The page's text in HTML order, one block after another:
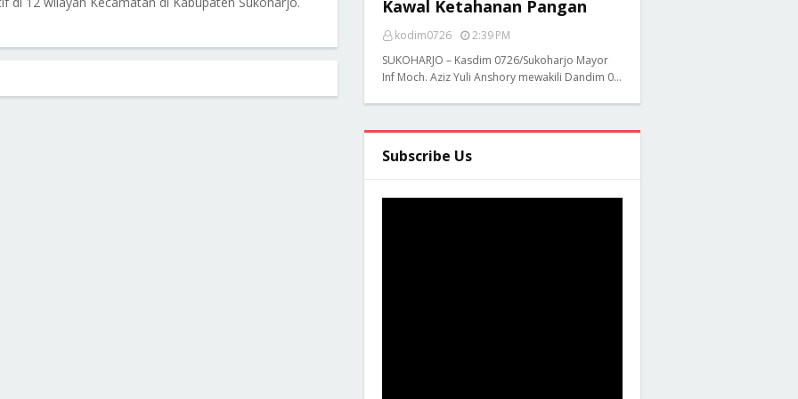
Kawal Ketahanan Pangan
kodim0726
2:39 PM
SUKOHARJO – Kasdim 0726/Sukoharjo Mayor
Inf Moch. Aziz Yuli Anshory mewakili Dandim 0…
Subscribe Us